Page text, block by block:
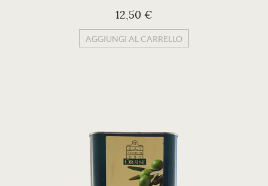
12,50 €
AGGIUNGI AL CARRELLO